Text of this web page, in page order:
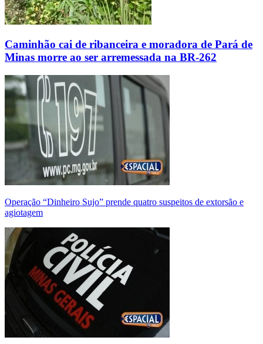
Caminhão cai de ribanceira e moradora de Pará de
Minas morre ao ser arremessada na BR-262
Operação “Dinheiro Sujo” prende quatro suspeitos de extorsão e
agiotagem